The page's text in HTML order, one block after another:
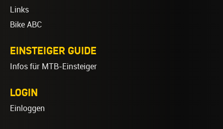
Links
Bike ABC
EINSTEIGER GUIDE
Infos für MTB-Einsteiger
LOGIN
Einloggen